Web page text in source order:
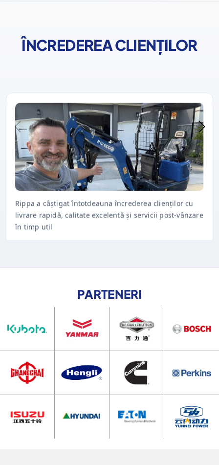
ÎNCREDEREA CLIENȚILOR
Rippa a câștigat întotdeauna încrederea clienților cu
livrare rapidă, calitate excelentă și servicii post-vânzare
în timp util
PARTENERI